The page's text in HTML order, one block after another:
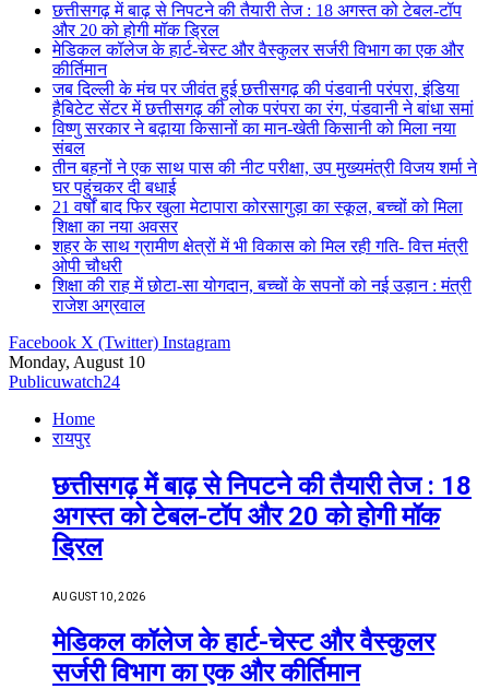
छत्तीसगढ़ में बाढ़ से निपटने की तैयारी तेज : 18 अगस्त को टेबल-टॉप
और 20 को होगी मॉक ड्रिल
​मेडिकल कॉलेज के हार्ट-चेस्ट और वैस्कुलर सर्जरी विभाग का एक और
कीर्तिमान
जब दिल्ली के मंच पर जीवंत हुई छत्तीसगढ़ की पंडवानी परंपरा, इंडिया
हैबिटेट सेंटर में छत्तीसगढ़ की लोक परंपरा का रंग, पंडवानी ने बांधा समां
विष्णु सरकार ने बढ़ाया किसानों का मान-खेती किसानी को मिला नया
संबल
तीन बहनों ने एक साथ पास की नीट परीक्षा, उप मुख्यमंत्री विजय शर्मा ने
घर पहुंचकर दी बधाई
21 वर्षों बाद फिर खुला मेटापारा कोरसागुड़ा का स्कूल, बच्चों को मिला
शिक्षा का नया अवसर
शहर के साथ ग्रामीण क्षेत्रों में भी विकास को मिल रही गति- वित्त मंत्री
ओपी चौधरी
शिक्षा की राह में छोटा-सा योगदान, बच्चों के सपनों को नई उड़ान : मंत्री
राजेश अग्रवाल
Facebook X (Twitter) Instagram
Monday, August 10
Publicuwatch24
Home
रायपुर
छत्तीसगढ़ में बाढ़ से निपटने की तैयारी तेज : 18
अगस्त को टेबल-टॉप और 20 को होगी मॉक
ड्रिल
AUGUST 10, 2026
​मेडिकल कॉलेज के हार्ट-चेस्ट और वैस्कुलर
सर्जरी विभाग का एक और कीर्तिमान